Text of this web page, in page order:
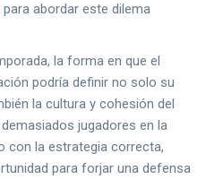
para abordar este dilema
la forma en que el
podría definir no solo su
la cultura y cohesión del
jugadores en la
con la estrategia correcta,
para forjar una defensa